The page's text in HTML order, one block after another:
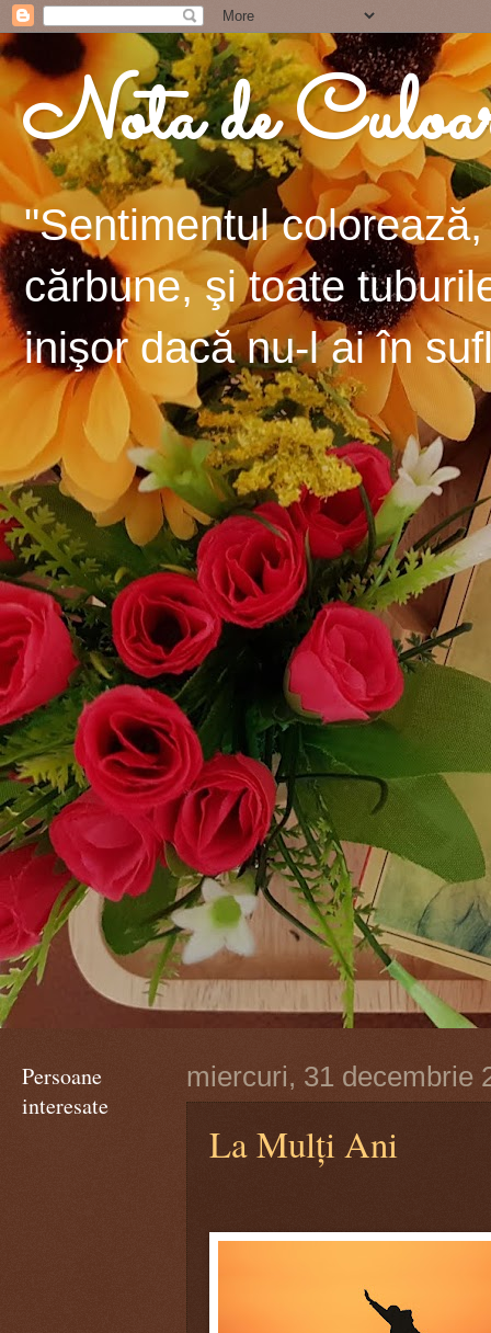
Nota de
"Sentimentul
cărbune, şi toate
inişor dacă nu-l ai în
miercuri, 31 decembrie
La Mulți Ani
Persoane
interesate